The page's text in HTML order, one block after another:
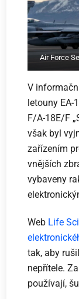
Air Force
V
letouny EA-
F/A-18E/F
však byl
zařízením
vnějších
vybaveny
Web Life
tak, aby
nepřítele.
používají,